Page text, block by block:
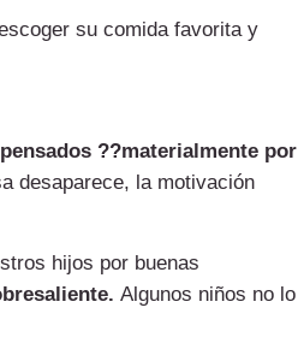
su comida favorita y
??materialmente por
desaparece, la motivación
hijos por buenas
Algunos niños no lo